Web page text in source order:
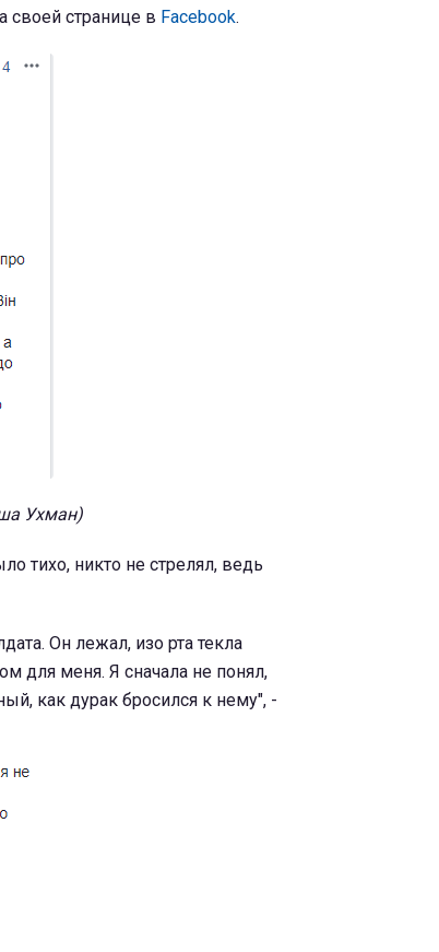
своей странице в Facebook.
Ухман)
тихо, никто не стрелял, ведь
Он лежал, изо рта текла
для меня. Я сначала не понял,
как дурак бросился к нему", -